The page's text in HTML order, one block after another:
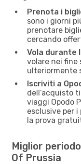
Prenota i
sono i giorni
prenotare
cercando
Vola durante
volare nei fine
ulteriormente
Iscriviti a
dell’acquisto
viaggi Opodo
esclusive per
la prova
Miglior
Of Prussia